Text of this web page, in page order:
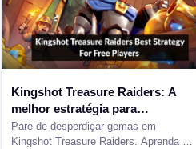
Kingshot Treasure Raiders: A
melhor estratégia para
jogadores gratuitos
Pare de desperdiçar gemas em
Kingshot Treasure Raiders. Aprenda o